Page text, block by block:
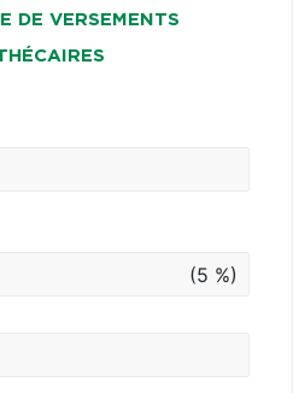
DE VERSEMENTS
(5 %)